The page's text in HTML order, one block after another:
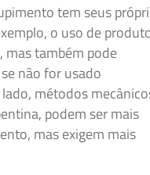
tem seus
o uso de
mas também pode
não for usado
métodos
podem ser mais
mas exigem mais